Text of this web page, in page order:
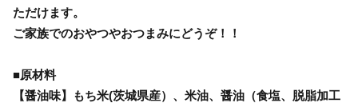
ただけます。
ご家族でのおやつやおつまみにどうぞ！！
■原材料
【醤油味】もち米(茨城県産）、米油、醤油（食塩、脱脂加工